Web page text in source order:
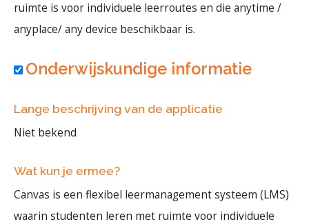
ruimte is voor individuele leerroutes en die anytime /
anyplace/ any device beschikbaar is.
Onderwijskundige informatie
Lange beschrijving van de applicatie
Niet bekend
Wat kun je ermee?
Canvas is een flexibel leermanagement systeem (LMS)
waarin studenten leren met ruimte voor individuele